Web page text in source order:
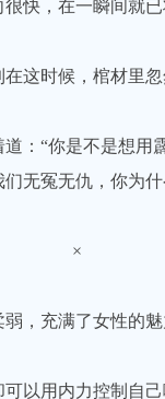
，在一瞬间就已
时候，棺材里忽
“你是不是想用
无冤无仇，你为
×
充满了女性的魅
用内力控制自己